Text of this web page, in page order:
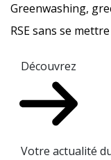
Greenwashing,
RSE sans se
Découvrez
Votre actualité